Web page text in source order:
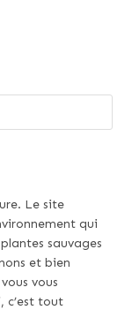
Le site
qui
sauvages
et bien
vous
c’est tout